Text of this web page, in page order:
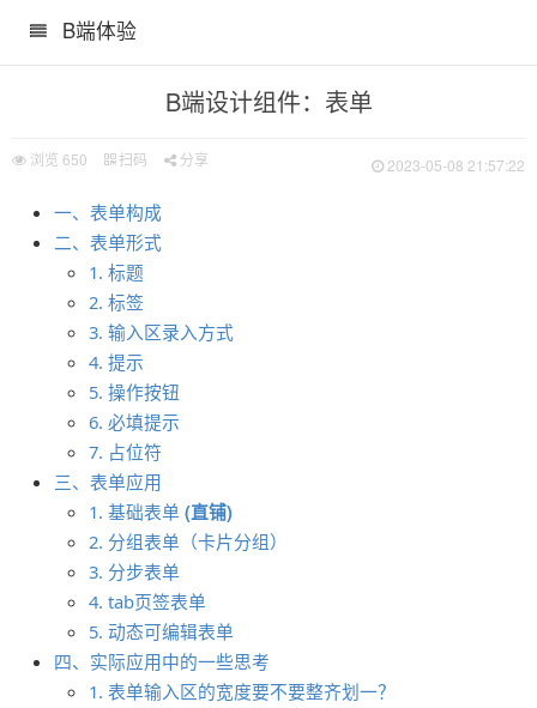
B端体验
B端设计组件：表单
浏览 650 扫码 分享 2023-05-08 21:57:22
一、表单构成
二、表单形式
1. 标题
2. 标签
3. 输入区录入方式
4. 提示
5. 操作按钮
6. 必填提示
7. 占位符
三、表单应用
1. 基础表单 (直铺)
2. 分组表单（卡片分组）
3. 分步表单
4. tab页签表单
5. 动态可编辑表单
四、实际应用中的一些思考
1. 表单输入区的宽度要不要整齐划一？
完整版）
性体验（二）